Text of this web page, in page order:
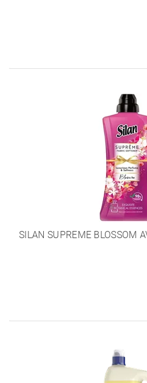
SILAN SUPREME BLOSSOM